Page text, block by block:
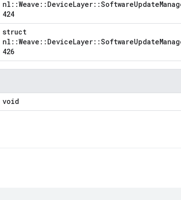
424
struct
426
void